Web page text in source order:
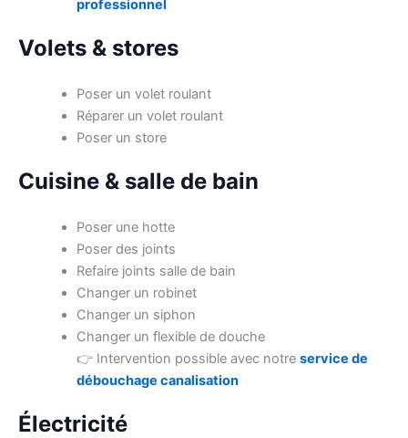
professionnel
Volets & stores
Poser un volet roulant
Réparer un volet roulant
Poser un store
Cuisine & salle de bain
Poser une hotte
Poser des joints
Refaire joints salle de bain
Changer un robinet
Changer un siphon
Changer un flexible de douche
👉 Intervention possible avec notre service de
débouchage canalisation
Électricité